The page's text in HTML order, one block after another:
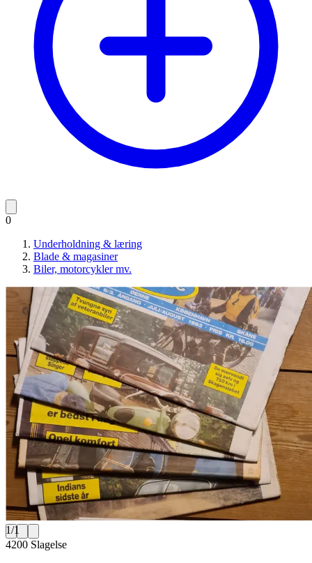
0
Underholdning & læring
Blade & magasiner
Biler, motorcykler mv.
1/1
4200 Slagelse